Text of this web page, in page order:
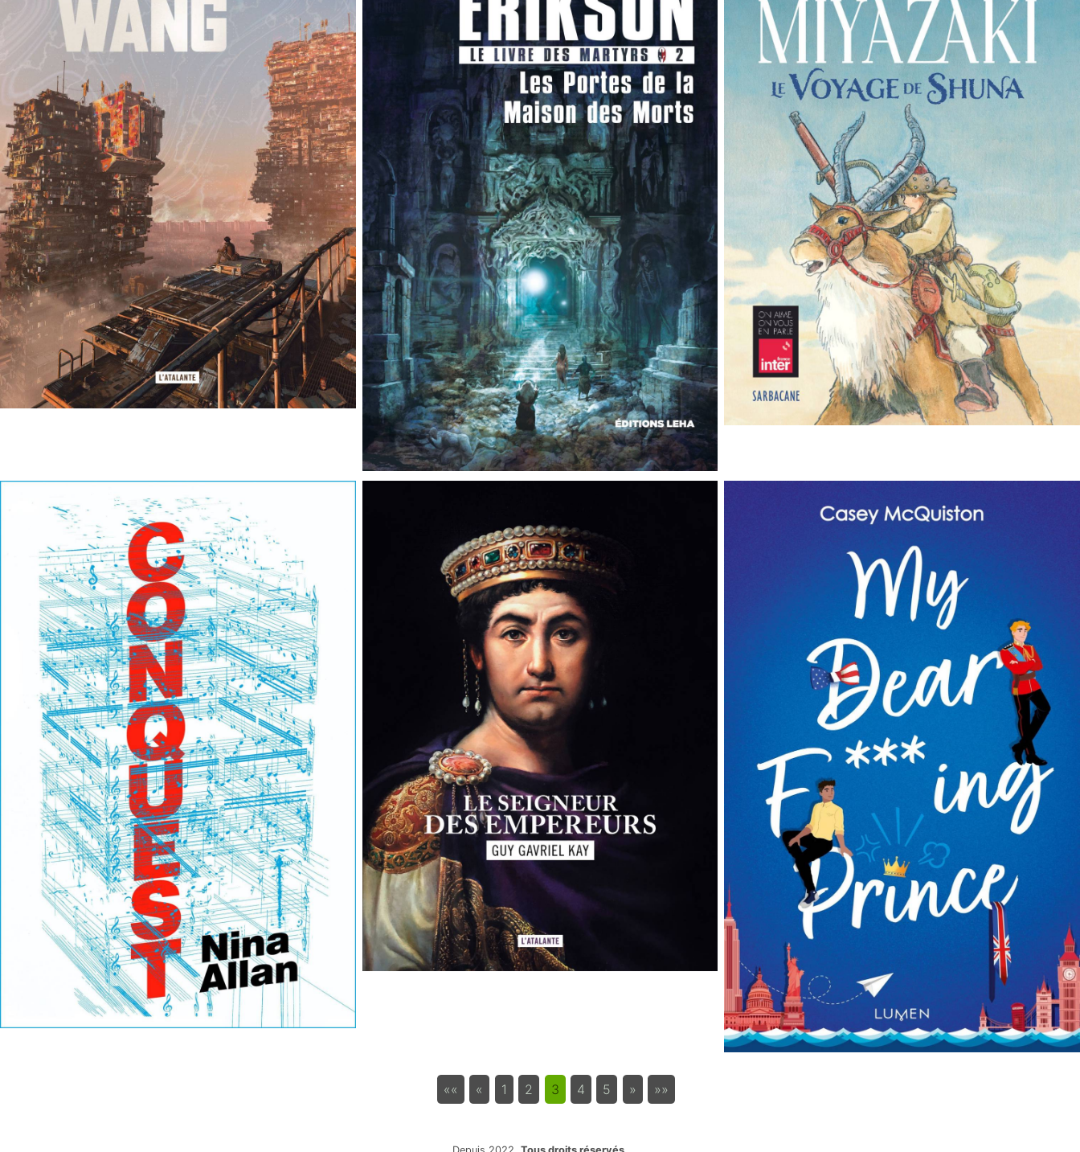
«« « 1 2 3 4 5 » »»